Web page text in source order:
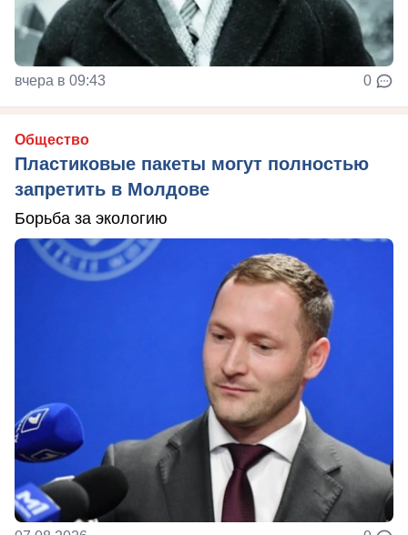
вчера в 09:43 0
Общество
Пластиковые пакеты могут полностью
запретить в Молдове
Борьба за экологию